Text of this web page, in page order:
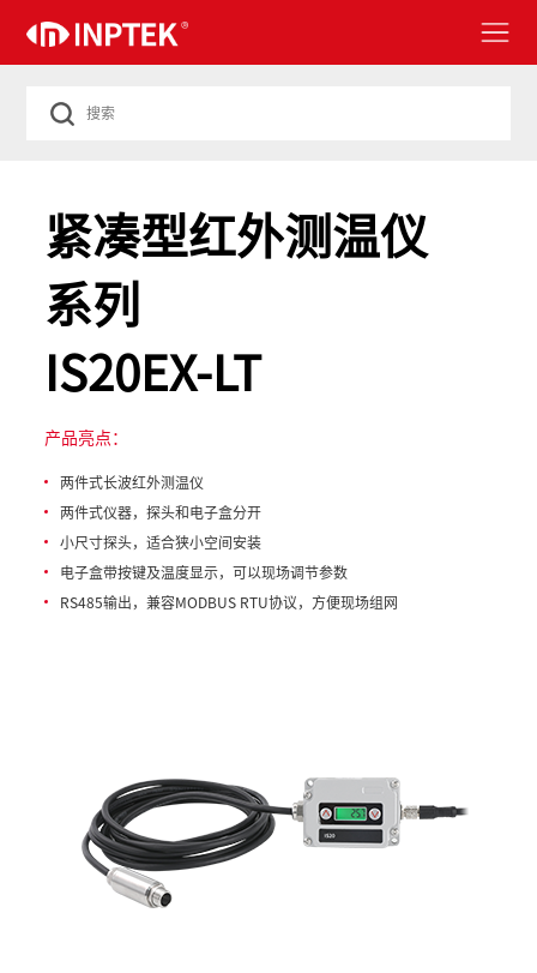
紧凑型红外测温仪
系列
IS20EX-LT
产品亮点：
两件式长波红外测温仪
两件式仪器，探头和电子盒分开
小尺寸探头，适合狭小空间安装
电子盒带按键及温度显示，可以现场调节参数
RS485输出，兼容MODBUS RTU协议，方便现场组网